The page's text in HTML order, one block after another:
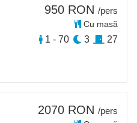
950 RON /pers
Cu masă
1 - 70 3 27
2070 RON /pers